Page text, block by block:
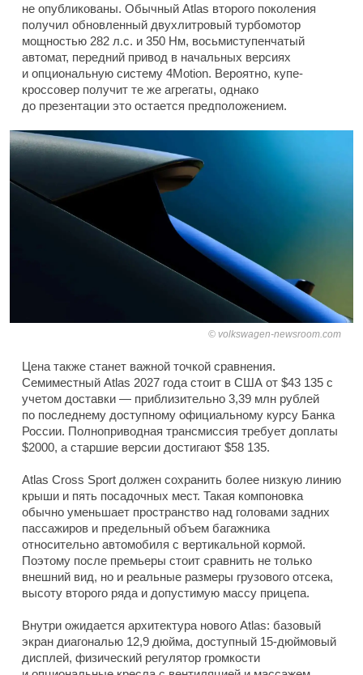
не опубликованы. Обычный Atlas второго поколения
получил обновленный двухлитровый турбомотор
мощностью 282 л.с. и 350 Нм, восьмиступенчатый
автомат, передний привод в начальных версиях
и опциональную систему 4Motion. Вероятно, купе-
кроссовер получит те же агрегаты, однако
до презентации это остается предположением.
volkswagen-newsroom.com
Цена также станет важной точкой сравнения.
Семиместный Atlas 2027 года стоит в США от $43 135 с
учетом доставки — приблизительно 3,39 млн рублей
по последнему доступному официальному курсу Банка
России. Полноприводная трансмиссия требует доплаты
$2000, а старшие версии достигают $58 135.
Atlas Cross Sport должен сохранить более низкую линию
крыши и пять посадочных мест. Такая компоновка
обычно уменьшает пространство над головами задних
пассажиров и предельный объем багажника
относительно автомобиля с вертикальной кормой.
Поэтому после премьеры стоит сравнить не только
внешний вид, но и реальные размеры грузового отсека,
высоту второго ряда и допустимую массу прицепа.
Внутри ожидается архитектура нового Atlas: базовый
экран диагональю 12,9 дюйма, доступный 15-дюймовый
дисплей, физический регулятор громкости